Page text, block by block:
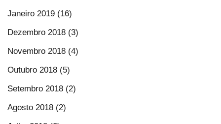
Janeiro 2019 (16)
Dezembro 2018 (3)
Novembro 2018 (4)
Outubro 2018 (5)
Setembro 2018 (2)
Agosto 2018 (2)